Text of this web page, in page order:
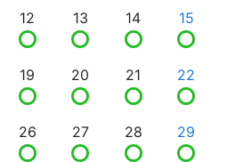
12 13 14 15
19 20 21 22
26 27 28 29